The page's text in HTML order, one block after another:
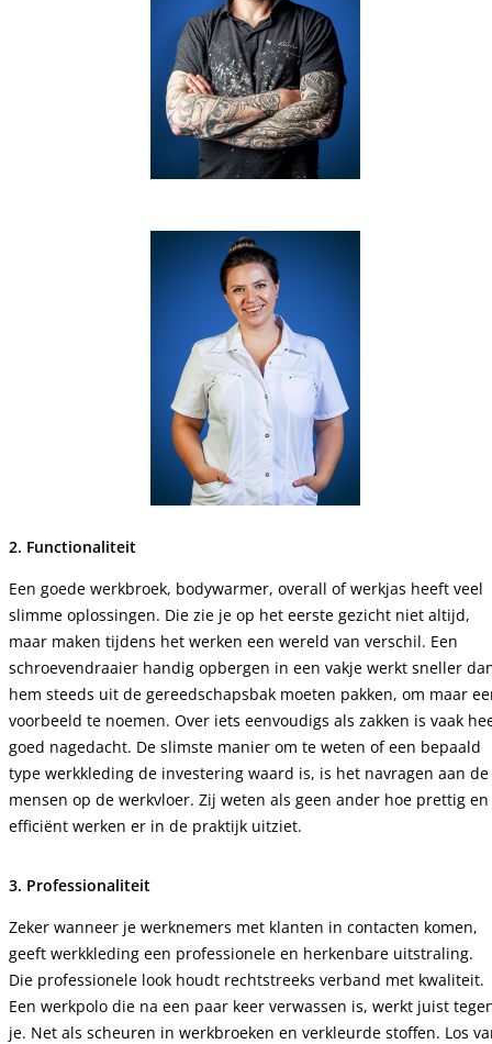
2. Functionaliteit
Een goede werkbroek, bodywarmer, overall of werkjas heeft veel
slimme oplossingen. Die zie je op het eerste gezicht niet altijd,
maar maken tijdens het werken een wereld van verschil. Een
schroevendraaier handig opbergen in een vakje werkt sneller
hem steeds uit de gereedschapsbak moeten pakken, om maar
voorbeeld te noemen. Over iets eenvoudigs als zakken is vaak
goed nagedacht. De slimste manier om te weten of een bepaald
type werkkleding de investering waard is, is het navragen aan de
mensen op de werkvloer. Zij weten als geen ander hoe prettig en
efficiënt werken er in de praktijk uitziet.
3. Professionaliteit
Zeker wanneer je werknemers met klanten in contacten komen,
geeft werkkleding een professionele en herkenbare uitstraling.
Die professionele look houdt rechtstreeks verband met kwaliteit.
Een werkpolo die na een paar keer verwassen is, werkt juist
je. Net als scheuren in werkbroeken en verkleurde stoffen. Los